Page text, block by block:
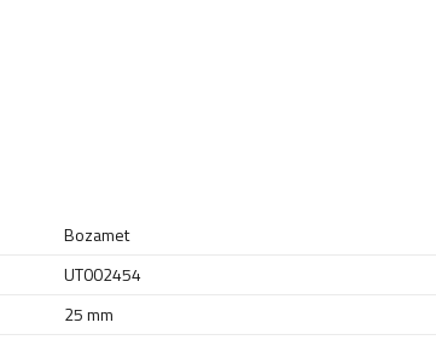
Bozamet
UT002454
25 mm